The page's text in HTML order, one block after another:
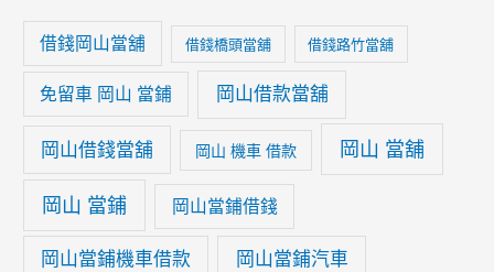
借錢岡山當舖 借錢橋頭當舖 借錢路竹當舖
免留車 岡山 當鋪 岡山借款當舖
岡山借錢當舖 岡山 機車 借款 岡山 當舖
岡山 當鋪 岡山當鋪借錢
岡山當鋪機車借款 岡山當鋪汽車